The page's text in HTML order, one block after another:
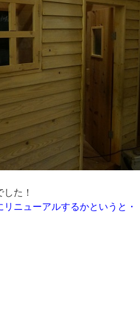
た！
ニューアルするかというと・